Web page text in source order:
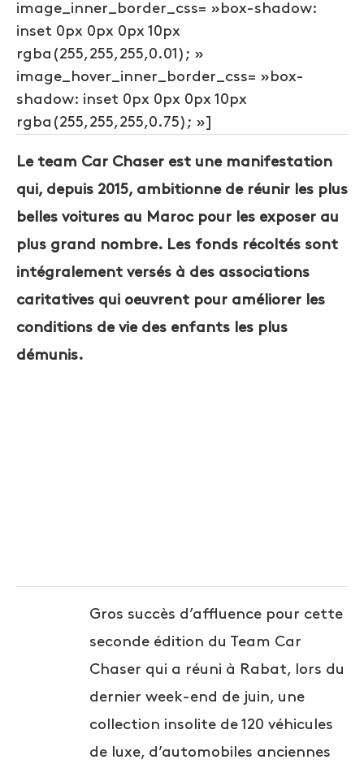
image_inner_border_css= »box-shadow:
inset 0px 0px 0px 10px
rgba(255,255,255,0.01); »
image_hover_inner_border_css= »box-
shadow: inset 0px 0px 0px 10px
rgba(255,255,255,0.75); »]
Le team Car Chaser est une manifestation
qui, depuis 2015, ambitionne de réunir les plus
belles voitures au Maroc pour les exposer au
plus grand nombre. Les fonds récoltés sont
intégralement versés à des associations
caritatives qui oeuvrent pour améliorer les
conditions de vie des enfants les plus
démunis.
Gros succès d’affluence pour cette
seconde édition du Team Car
Chaser qui a réuni à Rabat, lors du
dernier week-end de juin, une
collection insolite de 120 véhicules
de luxe, d’automobiles anciennes